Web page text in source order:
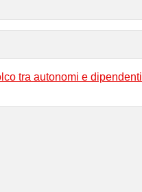
tra autonomi e dipendenti